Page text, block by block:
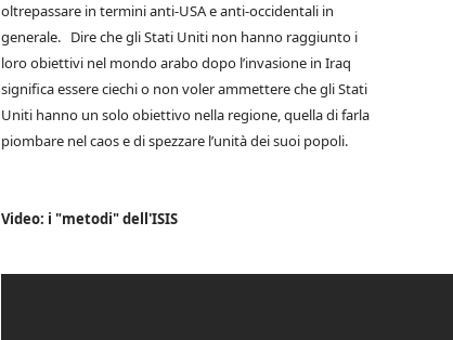
oltrepassare in termini anti-USA e anti-occidentali in
generale. Dire che gli Stati Uniti non hanno raggiunto i
loro obiettivi nel mondo arabo dopo l’invasione in Iraq
significa essere ciechi o non voler ammettere che gli Stati
Uniti hanno un solo obiettivo nella regione, quella di farla
piombare nel caos e di spezzare l’unità dei suoi popoli.
Video: i "metodi" dell'ISIS